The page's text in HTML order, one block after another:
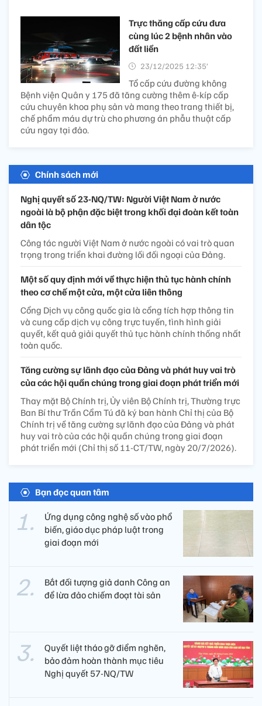
Trực thăng cấp cứu đưa
cùng lúc 2 bệnh nhân vào
đất liền​
23/12/2025 12:35’
Tổ cấp cứu đường không
Bệnh viện Quân y 175 đã tăng cường thêm ê-kíp cấp
cứu chuyên khoa phụ sản và mang theo trang thiết bị,
chế phẩm máu dự trù cho phương án phẫu thuật cấp
cứu ngay tại đảo.
Chính sách mới
Nghị quyết số 23-NQ/TW: Người Việt Nam ở nước
ngoài là bộ phận đặc biệt trong khối đại đoàn kết toàn
dân tộc
Công tác người Việt Nam ở nước ngoài có vai trò quan
trọng trong triển khai đường lối đối ngoại của Đảng.
Một số quy định mới về thực hiện thủ tục hành chính
theo cơ chế một cửa, một cửa liên thông
Cổng Dịch vụ công quốc gia là cổng tích hợp thông tin
và cung cấp dịch vụ công trực tuyến, tình hình giải
quyết, kết quả giải quyết thủ tục hành chính thống nhất
toàn quốc.
Tăng cường sự lãnh đạo của Đảng và phát huy vai trò
của các hội quần chúng trong giai đoạn phát triển mới
Thay mặt Bộ Chính trị, Ủy viên Bộ Chính trị, Thường trực
Ban Bí thư Trần Cẩm Tú đã ký ban hành Chỉ thị của Bộ
Chính trị về tăng cường sự lãnh đạo của Đảng và phát
huy vai trò của các hội quần chúng trong giai đoạn
phát triển mới (Chỉ thị số 11-CT/TW, ngày 20/7/2026).
Bạn đọc quan tâm
Ứng dụng công nghệ số vào phổ
biến, giáo dục pháp luật trong
giai đoạn mới
Bắt đối tượng giả danh Công an
để lừa đảo chiếm đoạt tài sản
Quyết liệt tháo gỡ điểm nghẽn,
bảo đảm hoàn thành mục tiêu
Nghị quyết 57-NQ/TW